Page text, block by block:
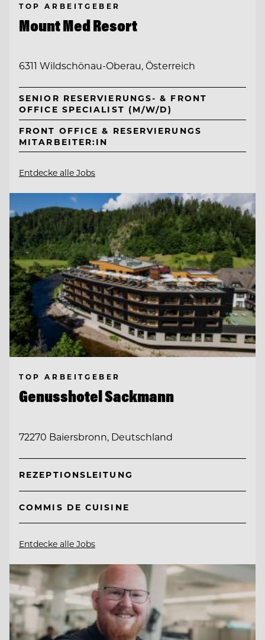
TOP ARBEITGEBER
Mount Med Resort
6311 Wildschönau-Oberau, Österreich
SENIOR RESERVIERUNGS- & FRONT
OFFICE SPECIALIST (M/W/D)
FRONT OFFICE & RESERVIERUNGS
MITARBEITER:IN
Entdecke alle Jobs
TOP ARBEITGEBER
Genusshotel Sackmann
72270 Baiersbronn, Deutschland
REZEPTIONSLEITUNG
COMMIS DE CUISINE
Entdecke alle Jobs